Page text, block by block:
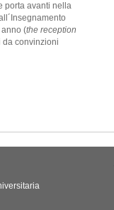
porta avanti nella
(the reception
da convinzioni